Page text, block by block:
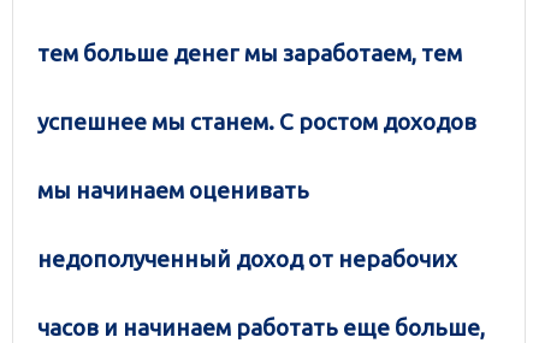
тем больше денег мы заработаем, тем
успешнее мы станем. С ростом доходов
мы начинаем оценивать
недополученный доход от нерабочих
часов и начинаем работать еще больше,